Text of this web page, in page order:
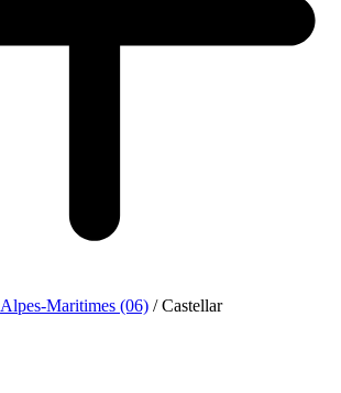
Alpes-Maritimes (06) / Castellar